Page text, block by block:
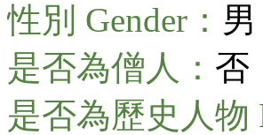
性別 Gender： 男
是否為僧人： 否
是否為歷史人物